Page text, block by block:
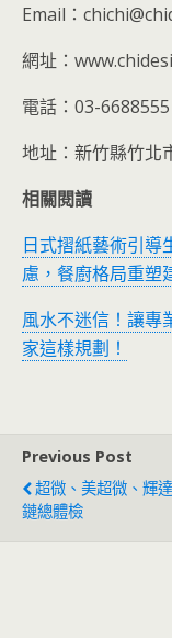
Email：
網址：
電話：03-6688555
地址：新竹縣竹北
相關閱讀
日式摺紙藝術引導
慮，餐廚格局重塑
風水不迷信！讓專
家這樣規劃！
Previous Post
超微、美超微、輝
鏈總體檢